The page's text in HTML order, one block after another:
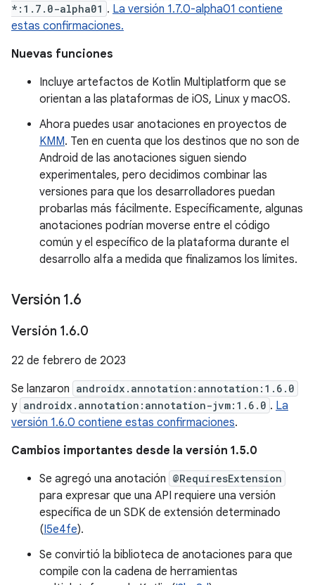
*:1.7.0-alpha01 . La versión 1.7.0-alpha01 contiene
estas confirmaciones.
Nuevas funciones
Incluye artefactos de Kotlin Multiplatform que se
orientan a las plataformas de iOS, Linux y macOS.
Ahora puedes usar anotaciones en proyectos de
KMM. Ten en cuenta que los destinos que no son de
Android de las anotaciones siguen siendo
experimentales, pero decidimos combinar las
versiones para que los desarrolladores puedan
probarlas más fácilmente. Específicamente, algunas
anotaciones podrían moverse entre el código
común y el específico de la plataforma durante el
desarrollo alfa a medida que finalizamos los límites.
Versión 1.6
Versión 1.6.0
22 de febrero de 2023
Se lanzaron androidx.annotation:annotation:1.6.0
y androidx.annotation:annotation-jvm:1.6.0 . La
versión 1.6.0 contiene estas confirmaciones.
Cambios importantes desde la versión 1.5.0
Se agregó una anotación @RequiresExtension
para expresar que una API requiere una versión
específica de un SDK de extensión determinado
(I5e4fe).
Se convirtió la biblioteca de anotaciones para que
compile con la cadena de herramientas